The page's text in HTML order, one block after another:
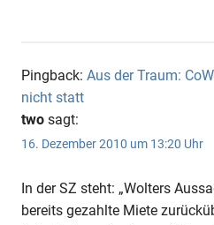
Pingback: Aus der Traum:
nicht statt
two sagt:
16. Dezember 2010 um 13:20 Uhr
In der SZ steht: „Wolters
bereits gezahlte Miete